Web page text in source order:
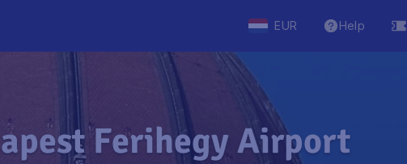
EUR Help
Ferihegy Airport